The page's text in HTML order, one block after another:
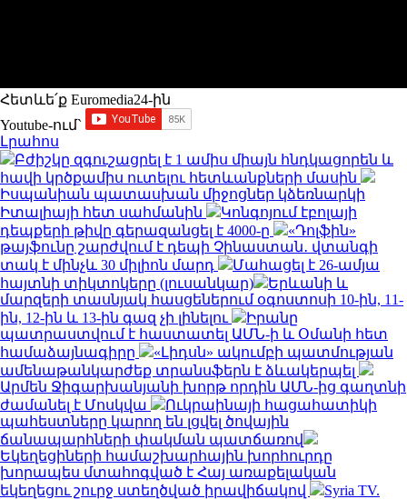
Հետևե՛ք Euromedia24-ին
Youtube-ում`
Լրահոս
Բժիշկը զգուշացրել է 1 ամիս միայն հնդկացորեն և
հավի կրծքամիս ուտելու հետևանքների մասին
Իսպանիան պատասխան միջոցներ կձեռնարկի
Իտալիայի հետ սահմանին
Կոնգոյում էբոլայի
դեպքերի թիվը գերազանցել է 4000-ը
«Դոլֆին»
թայֆունը շարժվում է դեպի Չինաստան․ վտանգի
տակ է մինչև 30 միլիոն մարդ
Մահացել է 26-ամյա
հայտնի տիկտոկերը (լուսանկար)
Երևանի և
մարզերի տասնյակ հասցեներում օգոստոսի 10-ին, 11-
ին, 12-ին և 13-ին գազ չի լինելու
Իրանը
պատրաստվում է հաստատել ԱՄՆ-ի և Օմանի հետ
համաձայնագիրը
«Լիդսն» ակումբի պատմության
ամենաթանկարժեք տրանսֆերն է ձևակերպել
Արմեն Ջիգարխանյանի խորթ որդին ԱՄՆ-ից գաղտնի
ժամանել է Մոսկվա
Ուկրաինայի հացահատիկի
պահեստները կարող են լցվել ծովային
ճանապարհների փակման պատճառով
Եկեղեցիների համաշխարհային խորհուրդը
խորապես մտահոգված է Հայ առաքելական
եկեղեցու շուրջ ստեղծված իրավիճակով
Syria TV.